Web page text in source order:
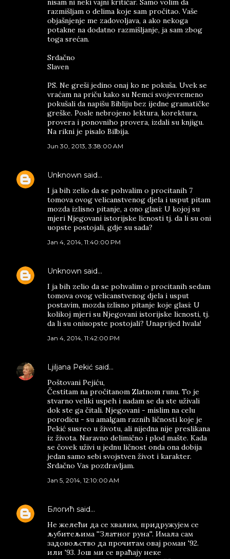
nisam ni neki vajni kritičar. Samo volim da
razmišljam o delima koje sam pročitao. Vaše
objašnjenje me zadovoljava, a ako nekoga
potakne na dodatno razmišljanje, ja sam zbog
toga srećan.
Srdačno
Slaven
PS. Ne greši jedino onaj ko ne pokuša. Uvek se
vraćam na priču kako su Nemci svojevremeno
pokušali da napišu Bibliju bez ijedne gramatičke
greške. Posle nebrojeno lektura, korektura,
provera i ponovniho provera, izdali su knjigu.
Na rikni je pisalo Bilbija.
Jun 30, 2013, 3:38:00 AM
Unknown said…
I ja bih zelio da se pohvalim o procitanih 7
tomova ovog velicanstvenog djela i usput pitam
mozda izlisno pitanje, a ono glasi: U kojoj su
mjeri Njegovani istorijske licnosti tj. da li su oni
uopste postojali, gdje su sada?
Jan 4, 2014, 11:40:00 PM
Unknown said…
I ja bih zelio da se pohvalim o procitanih sedam
tomova ovog velicanstvenog djela i usput
postavim, mozda izlisno pitanje koje glasi: U
kolikoj mjeri su Njegovani istorijske licnosti, tj.
da li su oniuopste postojali? Unaprijed hvala!
Jan 4, 2014, 11:42:00 PM
Ljiljana Pekić said…
Poštovani Pejiću,
Čestitam na pročitanom Zlatnom runu. To je
stvarno veliki uspeh i nadam se da ste uživali
dok ste ga čitali. Njegovani - mislim na celu
porodicu - su amalgam raznih ličnosti koje je
Pekić susreo u životu, ali nijedna nije preslikana
iz života. Naravno delimično i plod mašte. Kada
se čovek uživi u jednu ličnost onda ona dobija
jedan samo sebi svojstven život i karakter.
Srdačno Vas pozdravljam.
Jan 5, 2014, 12:10:00 AM
Блогић said…
Не желећи да се хвалим, придружујем се
љубитељима ''Златног руна''. Имала сам
задовољство да прочитам овај роман '92.
или '93. Још ми се враћају неке